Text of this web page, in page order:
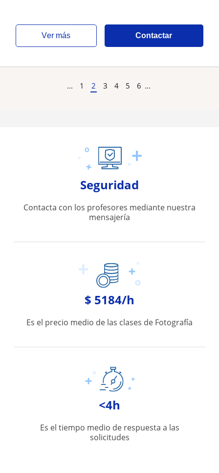
ver más Contactar
... 1 2 3 4 5 6 ...
Seguridad
Contacta con los profesores mediante nuestra
mensajería
$ 5184/h
Es el precio medio de las clases de Fotografía
<4h
Es el tiempo medio de respuesta a las
solicitudes